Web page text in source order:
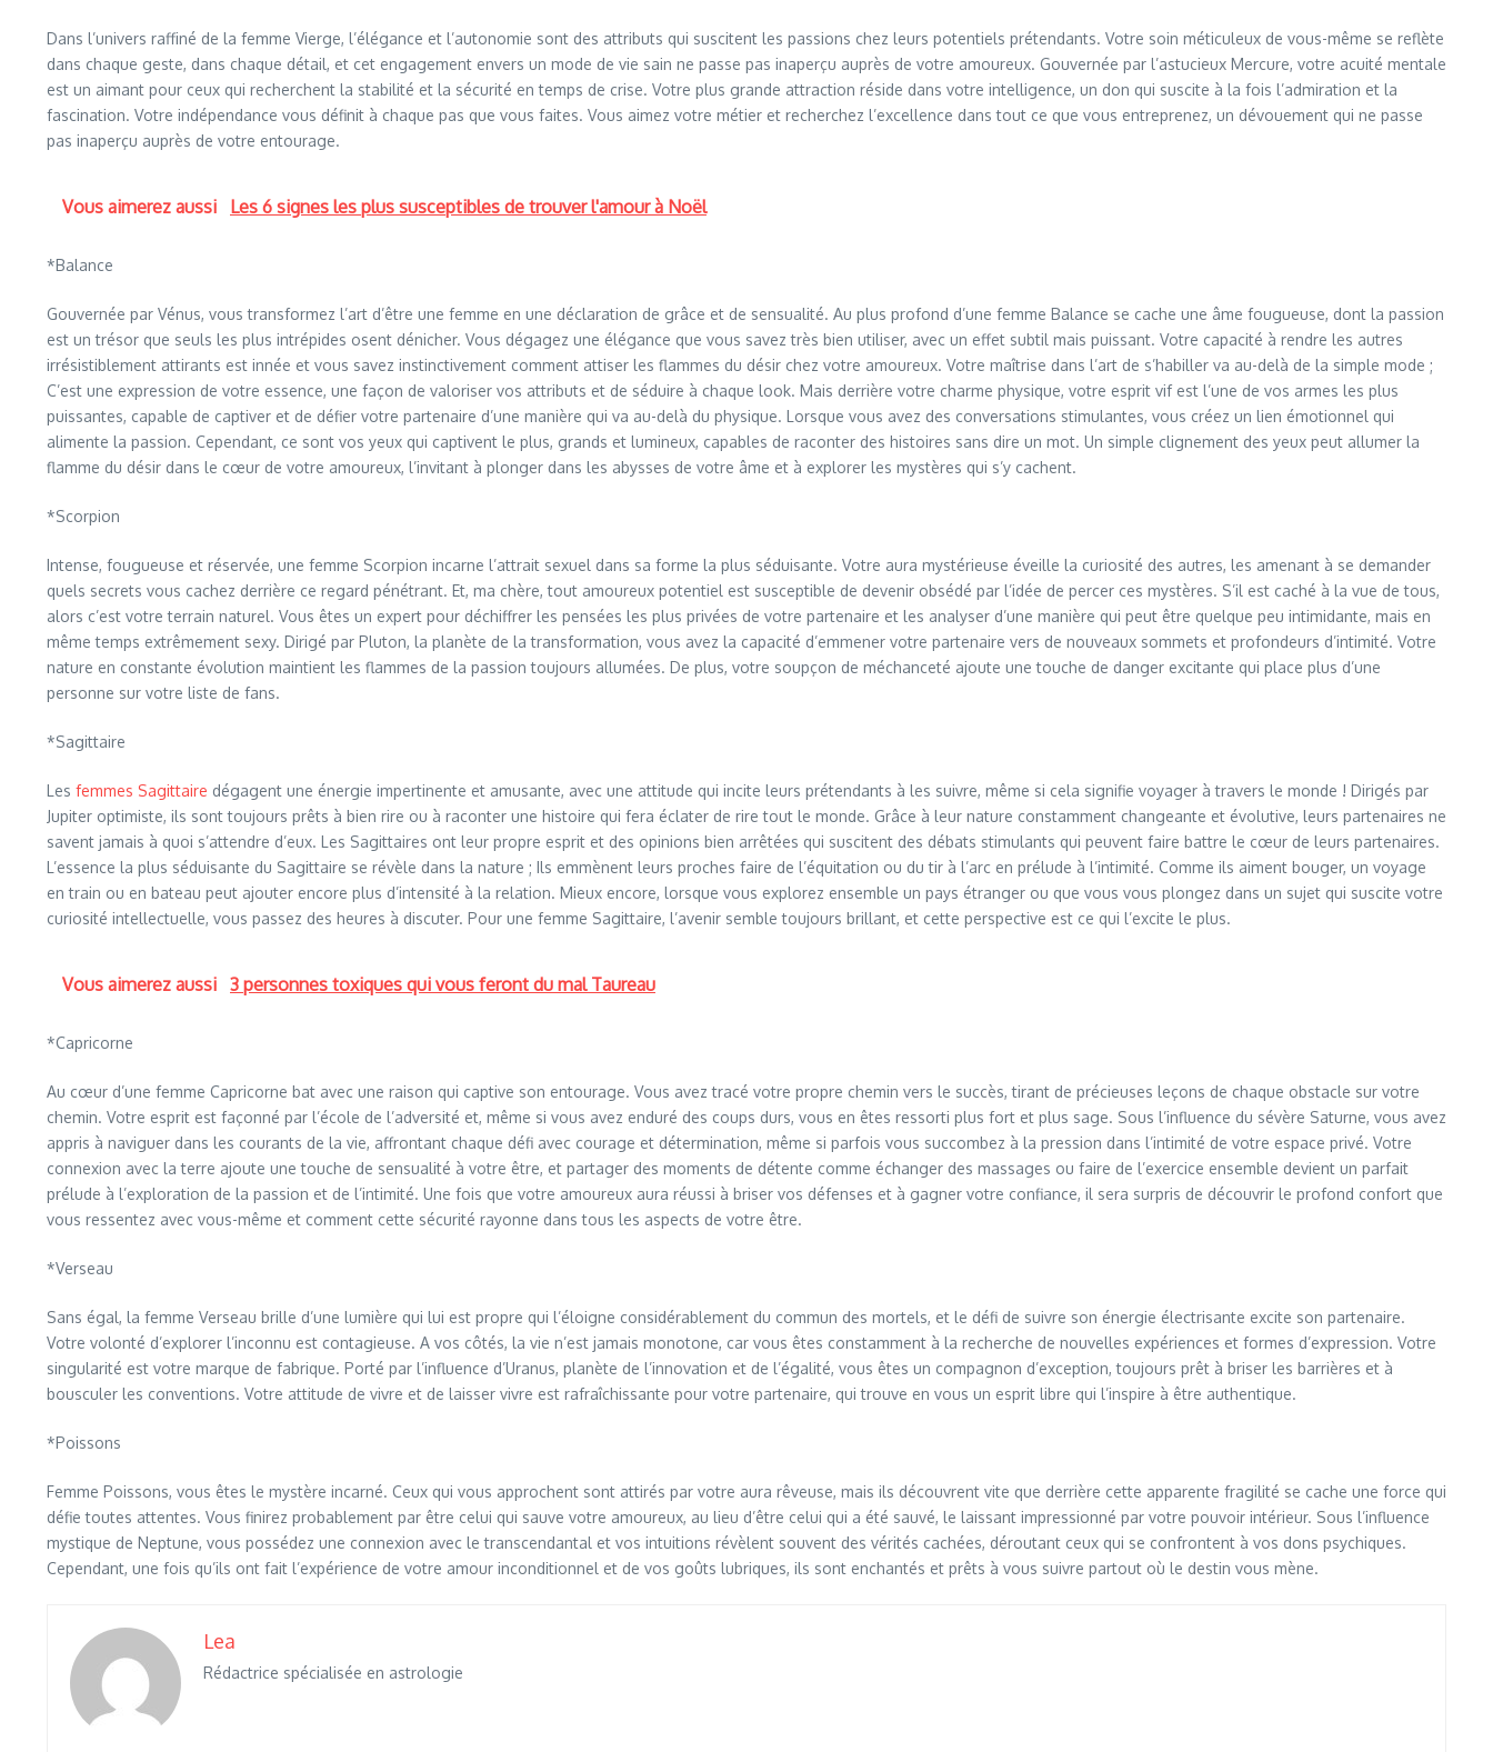
Dans l’univers raffiné de la femme Vierge, l’élégance et l’autonomie sont des attributs qui suscitent les passions chez leurs potentiels prétendants. Votre soin méticuleux de vous-même se reflète
dans chaque geste, dans chaque détail, et cet engagement envers un mode de vie sain ne passe pas inaperçu auprès de votre amoureux. Gouvernée par l’astucieux Mercure, votre acuité mentale
est un aimant pour ceux qui recherchent la stabilité et la sécurité en temps de crise. Votre plus grande attraction réside dans votre intelligence, un don qui suscite à la fois l’admiration et la
fascination. Votre indépendance vous définit à chaque pas que vous faites. Vous aimez votre métier et recherchez l’excellence dans tout ce que vous entreprenez, un dévouement qui ne passe
pas inaperçu auprès de votre entourage.
Vous aimerez aussi Les 6 signes les plus susceptibles de trouver l'amour à Noël
*Balance
Gouvernée par Vénus, vous transformez l’art d’être une femme en une déclaration de grâce et de sensualité. Au plus profond d’une femme Balance se cache une âme fougueuse, dont la passion
est un trésor que seuls les plus intrépides osent dénicher. Vous dégagez une élégance que vous savez très bien utiliser, avec un effet subtil mais puissant. Votre capacité à rendre les autres
irrésistiblement attirants est innée et vous savez instinctivement comment attiser les flammes du désir chez votre amoureux. Votre maîtrise dans l’art de s’habiller va au-delà de la simple mode ;
C’est une expression de votre essence, une façon de valoriser vos attributs et de séduire à chaque look. Mais derrière votre charme physique, votre esprit vif est l’une de vos armes les plus
puissantes, capable de captiver et de défier votre partenaire d’une manière qui va au-delà du physique. Lorsque vous avez des conversations stimulantes, vous créez un lien émotionnel qui
alimente la passion. Cependant, ce sont vos yeux qui captivent le plus, grands et lumineux, capables de raconter des histoires sans dire un mot. Un simple clignement des yeux peut allumer la
flamme du désir dans le cœur de votre amoureux, l’invitant à plonger dans les abysses de votre âme et à explorer les mystères qui s’y cachent.
*Scorpion
Intense, fougueuse et réservée, une femme Scorpion incarne l’attrait sexuel dans sa forme la plus séduisante. Votre aura mystérieuse éveille la curiosité des autres, les amenant à se demander
quels secrets vous cachez derrière ce regard pénétrant. Et, ma chère, tout amoureux potentiel est susceptible de devenir obsédé par l’idée de percer ces mystères. S’il est caché à la vue de tous,
alors c’est votre terrain naturel. Vous êtes un expert pour déchiffrer les pensées les plus privées de votre partenaire et les analyser d’une manière qui peut être quelque peu intimidante, mais en
même temps extrêmement sexy. Dirigé par Pluton, la planète de la transformation, vous avez la capacité d’emmener votre partenaire vers de nouveaux sommets et profondeurs d’intimité. Votre
nature en constante évolution maintient les flammes de la passion toujours allumées. De plus, votre soupçon de méchanceté ajoute une touche de danger excitante qui place plus d’une
personne sur votre liste de fans.
*Sagittaire
Les femmes Sagittaire dégagent une énergie impertinente et amusante, avec une attitude qui incite leurs prétendants à les suivre, même si cela signifie voyager à travers le monde ! Dirigés par
Jupiter optimiste, ils sont toujours prêts à bien rire ou à raconter une histoire qui fera éclater de rire tout le monde. Grâce à leur nature constamment changeante et évolutive, leurs partenaires ne
savent jamais à quoi s’attendre d’eux. Les Sagittaires ont leur propre esprit et des opinions bien arrêtées qui suscitent des débats stimulants qui peuvent faire battre le cœur de leurs partenaires.
L’essence la plus séduisante du Sagittaire se révèle dans la nature ; Ils emmènent leurs proches faire de l’équitation ou du tir à l’arc en prélude à l’intimité. Comme ils aiment bouger, un voyage
en train ou en bateau peut ajouter encore plus d’intensité à la relation. Mieux encore, lorsque vous explorez ensemble un pays étranger ou que vous vous plongez dans un sujet qui suscite votre
curiosité intellectuelle, vous passez des heures à discuter. Pour une femme Sagittaire, l’avenir semble toujours brillant, et cette perspective est ce qui l’excite le plus.
Vous aimerez aussi 3 personnes toxiques qui vous feront du mal Taureau
*Capricorne
Au cœur d’une femme Capricorne bat avec une raison qui captive son entourage. Vous avez tracé votre propre chemin vers le succès, tirant de précieuses leçons de chaque obstacle sur votre
chemin. Votre esprit est façonné par l’école de l’adversité et, même si vous avez enduré des coups durs, vous en êtes ressorti plus fort et plus sage. Sous l’influence du sévère Saturne, vous avez
appris à naviguer dans les courants de la vie, affrontant chaque défi avec courage et détermination, même si parfois vous succombez à la pression dans l’intimité de votre espace privé. Votre
connexion avec la terre ajoute une touche de sensualité à votre être, et partager des moments de détente comme échanger des massages ou faire de l’exercice ensemble devient un parfait
prélude à l’exploration de la passion et de l’intimité. Une fois que votre amoureux aura réussi à briser vos défenses et à gagner votre confiance, il sera surpris de découvrir le profond confort que
vous ressentez avec vous-même et comment cette sécurité rayonne dans tous les aspects de votre être.
*Verseau
Sans égal, la femme Verseau brille d’une lumière qui lui est propre qui l’éloigne considérablement du commun des mortels, et le défi de suivre son énergie électrisante excite son partenaire.
Votre volonté d’explorer l’inconnu est contagieuse. A vos côtés, la vie n’est jamais monotone, car vous êtes constamment à la recherche de nouvelles expériences et formes d’expression. Votre
singularité est votre marque de fabrique. Porté par l’influence d’Uranus, planète de l’innovation et de l’égalité, vous êtes un compagnon d’exception, toujours prêt à briser les barrières et à
bousculer les conventions. Votre attitude de vivre et de laisser vivre est rafraîchissante pour votre partenaire, qui trouve en vous un esprit libre qui l’inspire à être authentique.
*Poissons
Femme Poissons, vous êtes le mystère incarné. Ceux qui vous approchent sont attirés par votre aura rêveuse, mais ils découvrent vite que derrière cette apparente fragilité se cache une force qui
défie toutes attentes. Vous finirez probablement par être celui qui sauve votre amoureux, au lieu d’être celui qui a été sauvé, le laissant impressionné par votre pouvoir intérieur. Sous l’influence
mystique de Neptune, vous possédez une connexion avec le transcendantal et vos intuitions révèlent souvent des vérités cachées, déroutant ceux qui se confrontent à vos dons psychiques.
Cependant, une fois qu’ils ont fait l’expérience de votre amour inconditionnel et de vos goûts lubriques, ils sont enchantés et prêts à vous suivre partout où le destin vous mène.
Lea
Rédactrice spécialisée en astrologie